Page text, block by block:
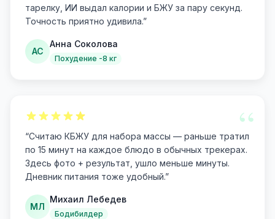
тарелку, ИИ выдал калории и БЖУ за пару секунд.
Точность приятно удивила.”
АС
Анна Соколова
Похудение -8 кг
“
“Считаю КБЖУ для набора массы — раньше тратил
по 15 минут на каждое блюдо в обычных трекерах.
Здесь фото + результат, ушло меньше минуты.
Дневник питания тоже удобный.”
МЛ
Михаил Лебедев
Бодибилдер